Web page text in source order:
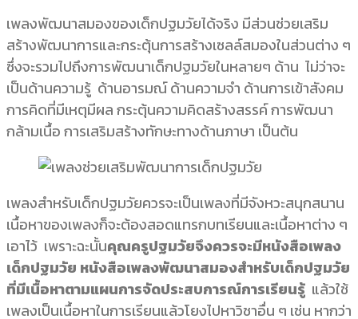
เพลงพัฒนาสมองของเด็กปฐมวัยได้จริง มีส่วนช่วยเสริม
สร้างพัฒนาการและกระตุ้นการสร้างเซลล์สมองในส่วนต่าง ๆ
ซึ่งจะรวมไปถึงการพัฒนาเด็กปฐมวัยในหลายๆ ด้าน ไม่ว่าจะ
เป็นด้านความรู้ ด้านอารมณ์ ด้านความจำ ด้านการเข้าสังคม
การคิดที่มีเหตุมีผล กระตุ้นความคิดสร้างสรรค์ การพัฒนา
กล้ามเนื้อ การเสริมสร้างทักษะทางด้านภาษา เป็นต้น
เพลงสำหรับเด็กปฐมวัยควรจะเป็นเพลงที่มีจังหวะสนุกสนาน
เนื้อหาของเพลงก็จะต้องสอดแทรกบทเรียนและเนื้อหาต่าง ๆ
เอาไว้ เพราะฉะนั้นคุณครูปฐมวัยจึงควรจะมีหนังสือเพลง
เด็กปฐมวัย หนังสือเพลงพัฒนาสมองสำหรับเด็กปฐมวัย
ที่มีเนื้อหาตามแผนการจัดประสบการณ์การเรียนรู้ แล้วใช้
เพลงเป็นเนื้อหาในการเรียนแล้วโยงไปหาวิชาอื่น ๆ เช่น หากว่า